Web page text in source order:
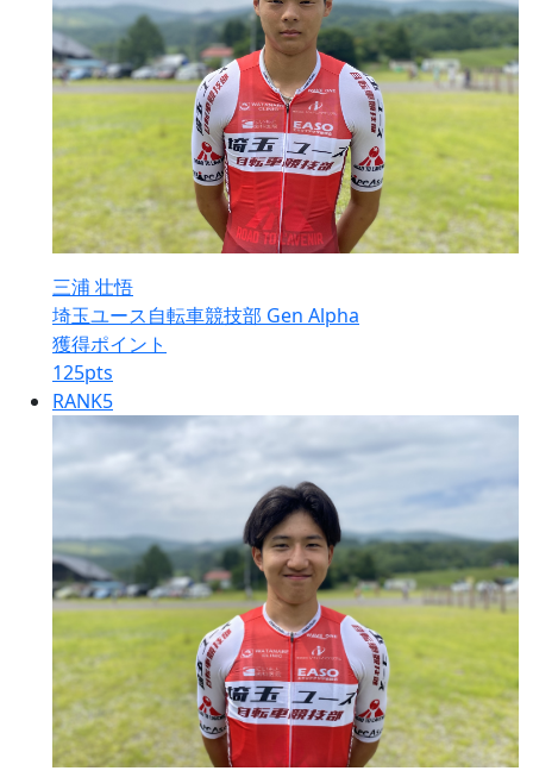
三浦 壮悟
埼玉ユース自転車競技部 Gen Alpha
獲得ポイント
125pts
RANK5